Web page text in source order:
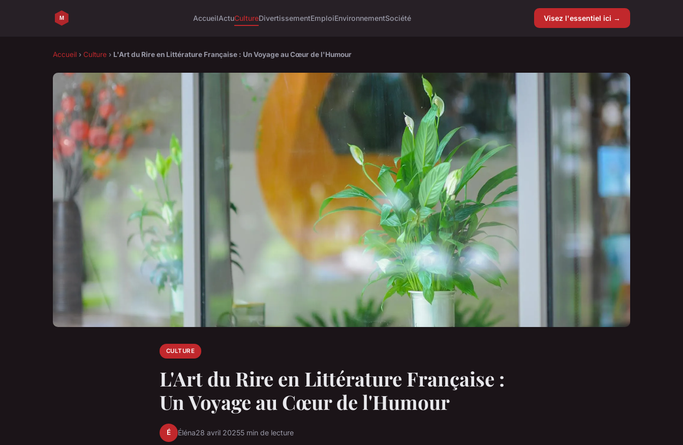
AccueilActuCultureDivertissementEmploiEnvironnementSociété Visez l'essentiel ici →
Accueil › Culture › L'Art du Rire en Littérature Française : Un Voyage au Cœur de l'Humour
CULTURE
L'Art du Rire en Littérature Française :
Un Voyage au Cœur de l'Humour
É Éléna28 avril 20255 min de lecture